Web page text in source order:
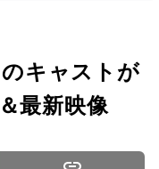
キャストが
最新映像